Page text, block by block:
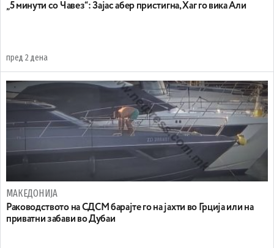
„5 минути со Чавез“: Зајас абер пристигна, Хаг го вика Али
пред 2 дена
МАКЕДОНИЈА
Раководството на СДСМ барајте го на јахти во Грција или на
приватни забави во Дубаи